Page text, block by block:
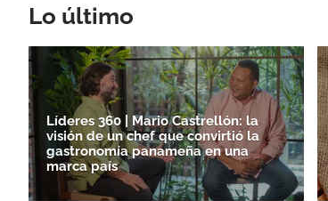
Lo último
Líderes 360 | Mario Castrellón: la
visión de un chef que convirtió la
gastronomía panameña en una
marca país